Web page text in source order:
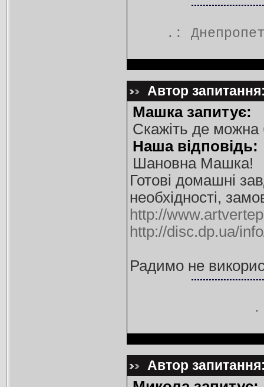
.:
Автор
Машка запитує:
Скажіть де можна
Наша відповідь:
Шановна Машка!
Готові домашні
необхідності,
http://
http://disc.dp.ua/
Радимо не
Автор